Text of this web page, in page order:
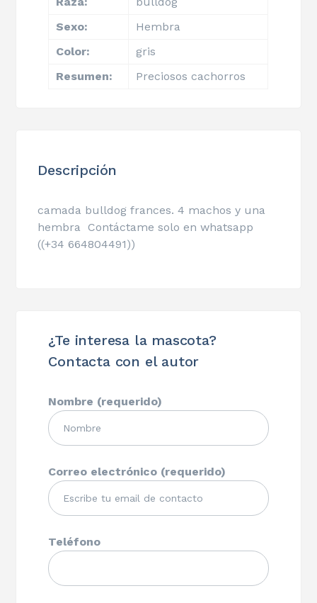
Sexo:
Hembra
Color:
gris
Resumen:
Preciosos cachorros
Descripción
camada bulldog frances. 4 machos y una
hembra Contáctame solo en whatsapp
((+34 664804491))
¿Te interesa la mascota?
Contacta con el autor
Nombre (requerido)
Correo electrónico (requerido)
Teléfono